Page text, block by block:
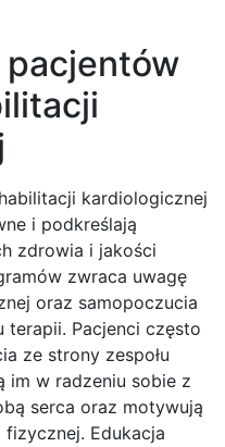
pacjentów
kardiologicznej
i podkreślają
zdrowia i jakości
zwraca uwagę
oraz samopoczucia
terapii. Pacjenci często
ze strony zespołu
im w radzeniu sobie z
serca oraz motywują
Edukacja